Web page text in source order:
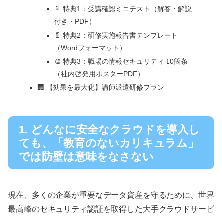
📄 特典1：受講確認ミニテスト（解答・解説
付き・PDF）
📄 特典2：研修実施報告書テンプレート
（Wordフォーマット）
🎨 特典3：職場の情報セキュリティ 10箇条
（社内啓発用ポスターPDF）
🏢 【効果を最大化】講師派遣研修プラン
1. どんなに安全なクラウドを導入し
ても、「教育のないカリキュラム」
では防壁は意味をなさない
現在、多くの企業が重要なデータ資産を守るために、世界
最高峰のセキュリティ認証を取得した大手クラウドサービ